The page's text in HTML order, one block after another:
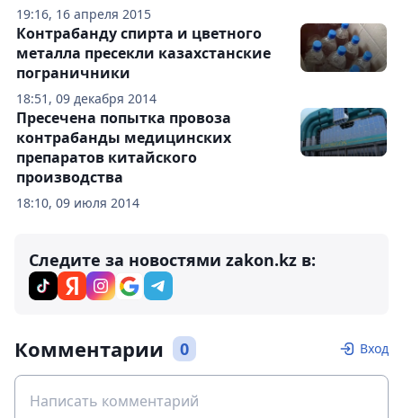
19:16, 16 апреля 2015
18:51, 09 декабря 2014
Контрабанду спирта и цветного
металла пресекли казахстанские
пограничники
18:10, 09 июля 2014
Пресечена попытка провоза
контрабанды медицинских
препаратов китайского
производства
Следите за новостями zakon.kz в:
Комментарии 0 Вход